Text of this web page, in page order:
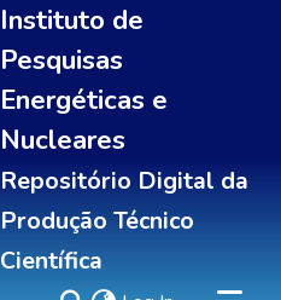
Instituto de
Pesquisas
Energéticas e
Nucleares
Repositório Digital da
Produção Técnico
Científica